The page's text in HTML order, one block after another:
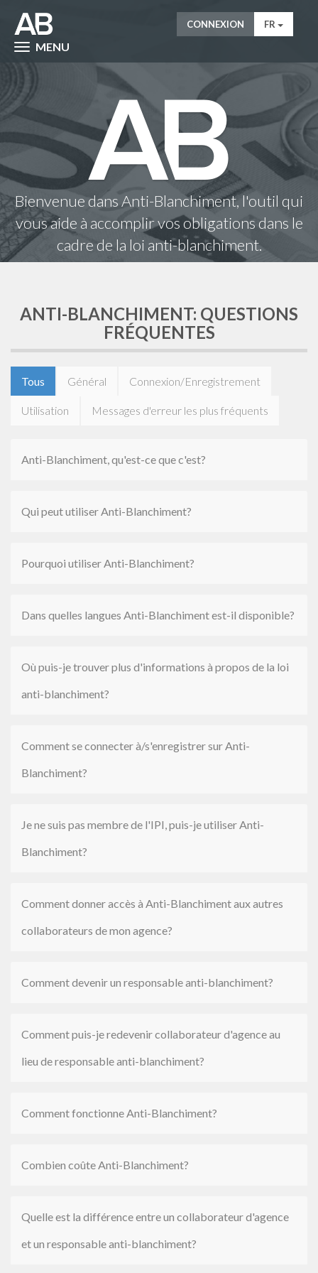
MENU
CONNEXION FR
Bienvenue dans Anti-Blanchiment, l'outil qui
vous aide à accomplir vos obligations dans le
cadre de la loi anti-blanchiment.
ANTI-BLANCHIMENT: QUESTIONS
FRÉQUENTES
Tous Général Connexion/Enregistrement
Utilisation Messages d'erreur les plus fréquents
Anti-Blanchiment, qu'est-ce que c'est?
Qui peut utiliser Anti-Blanchiment?
Pourquoi utiliser Anti-Blanchiment?
Dans quelles langues Anti-Blanchiment est-il disponible?
Où puis-je trouver plus d'informations à propos de la loi
anti-blanchiment?
Comment se connecter à/s'enregistrer sur Anti-
Blanchiment?
Je ne suis pas membre de l'IPI, puis-je utiliser Anti-
Blanchiment?
Comment donner accès à Anti-Blanchiment aux autres
collaborateurs de mon agence?
Comment devenir un responsable anti-blanchiment?
Comment puis-je redevenir collaborateur d'agence au
lieu de responsable anti-blanchiment?
Comment fonctionne Anti-Blanchiment?
Combien coûte Anti-Blanchiment?
Quelle est la différence entre un collaborateur d'agence
et un responsable anti-blanchiment?